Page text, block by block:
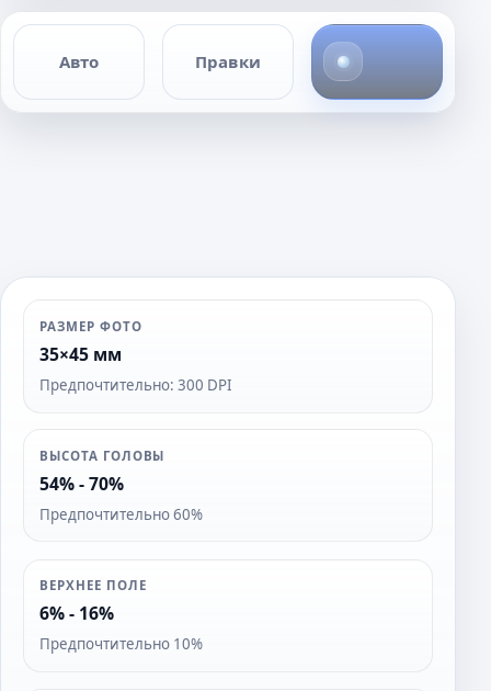
Авто Правки
РАЗМЕР ФОТО
35×45 мм
Предпочтительно: 300 DPI
ВЫСОТА ГОЛОВЫ
54% - 70%
Предпочтительно 60%
ВЕРХНЕЕ ПОЛЕ
6% - 16%
Предпочтительно 10%